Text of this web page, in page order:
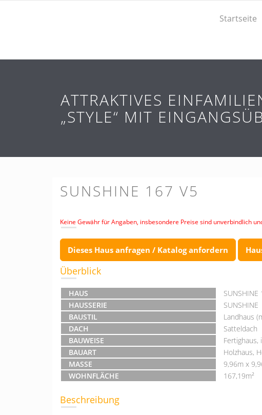
Startseite
ATTRAKTIVES
„STYLE“ MIT
SUNSHINE 167 V5
Keine Gewähr für Angaben, insbesondere Preise sind unverbindlich
Dieses Haus anfragen / Katalog anfordern
Überblick
HAUS
SUNSHINE
HAUSSERIE
SUNSHINE
BAUSTIL
Landhaus
DACH
Satteldach
BAUWEISE
BAUART
Holzhaus,
MASSE
9,96m x
WOHNFLÄCHE
167,19m²
Beschreibung